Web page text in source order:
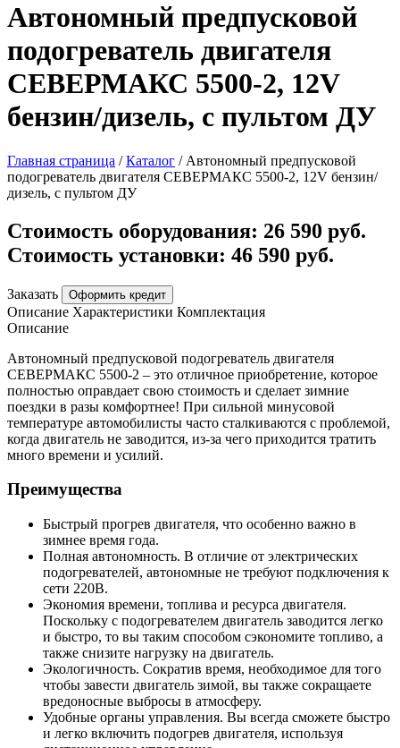
Автономный предпусковой
подогреватель двигателя
СЕВЕРМАКС 5500-2, 12V
бензин/дизель, с пультом ДУ
Главная страница / Каталог / Автономный предпусковой
подогреватель двигателя СЕВЕРМАКС 5500-2, 12V бензин/
дизель, с пультом ДУ
Стоимость оборудования: 26 590 руб.
Стоимость установки: 46 590 руб.
Заказать Оформить кредит
Описание Характеристики Комплектация
Описание
Автономный предпусковой подогреватель двигателя
СЕВЕРМАКС 5500-2 – это отличное приобретение, которое
полностью оправдает свою стоимость и сделает зимние
поездки в разы комфортнее! При сильной минусовой
температуре автомобилисты часто сталкиваются с проблемой,
когда двигатель не заводится, из-за чего приходится тратить
много времени и усилий.
Преимущества
Быстрый прогрев двигателя, что особенно важно в
зимнее время года.
Полная автономность. В отличие от электрических
подогревателей, автономные не требуют подключения к
сети 220В.
Экономия времени, топлива и ресурса двигателя.
Поскольку с подогревателем двигатель заводится легко
и быстро, то вы таким способом сэкономите топливо, а
также снизите нагрузку на двигатель.
Экологичность. Сократив время, необходимое для того
чтобы завести двигатель зимой, вы также сокращаете
вредоносные выбросы в атмосферу.
Удобные органы управления. Вы всегда сможете быстро
и легко включить подогрев двигателя, используя